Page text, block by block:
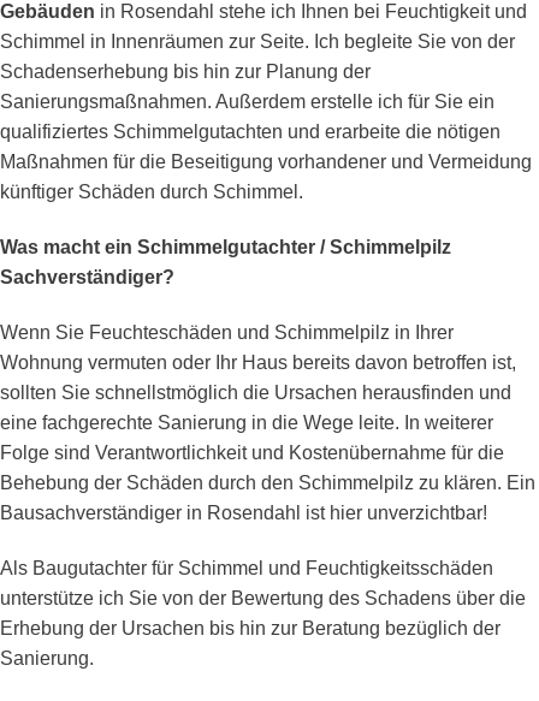
Gebäuden in Rosendahl stehe ich Ihnen bei Feuchtigkeit und
Schimmel in Innenräumen zur Seite. Ich begleite Sie von der
Schadenserhebung bis hin zur Planung der
Sanierungsmaßnahmen. Außerdem erstelle ich für Sie ein
qualifiziertes Schimmelgutachten und erarbeite die nötigen
Maßnahmen für die Beseitigung vorhandener und Vermeidung
künftiger Schäden durch Schimmel.
Was macht ein Schimmelgutachter / Schimmelpilz
Sachverständiger?
Wenn Sie Feuchteschäden und Schimmelpilz in Ihrer
Wohnung vermuten oder Ihr Haus bereits davon betroffen ist,
sollten Sie schnellstmöglich die Ursachen herausfinden und
eine fachgerechte Sanierung in die Wege leite. In weiterer
Folge sind Verantwortlichkeit und Kostenübernahme für die
Behebung der Schäden durch den Schimmelpilz zu klären. Ein
Bausachverständiger in Rosendahl ist hier unverzichtbar!
Als Baugutachter für Schimmel und Feuchtigkeitsschäden
unterstütze ich Sie von der Bewertung des Schadens über die
Erhebung der Ursachen bis hin zur Beratung bezüglich der
Sanierung.